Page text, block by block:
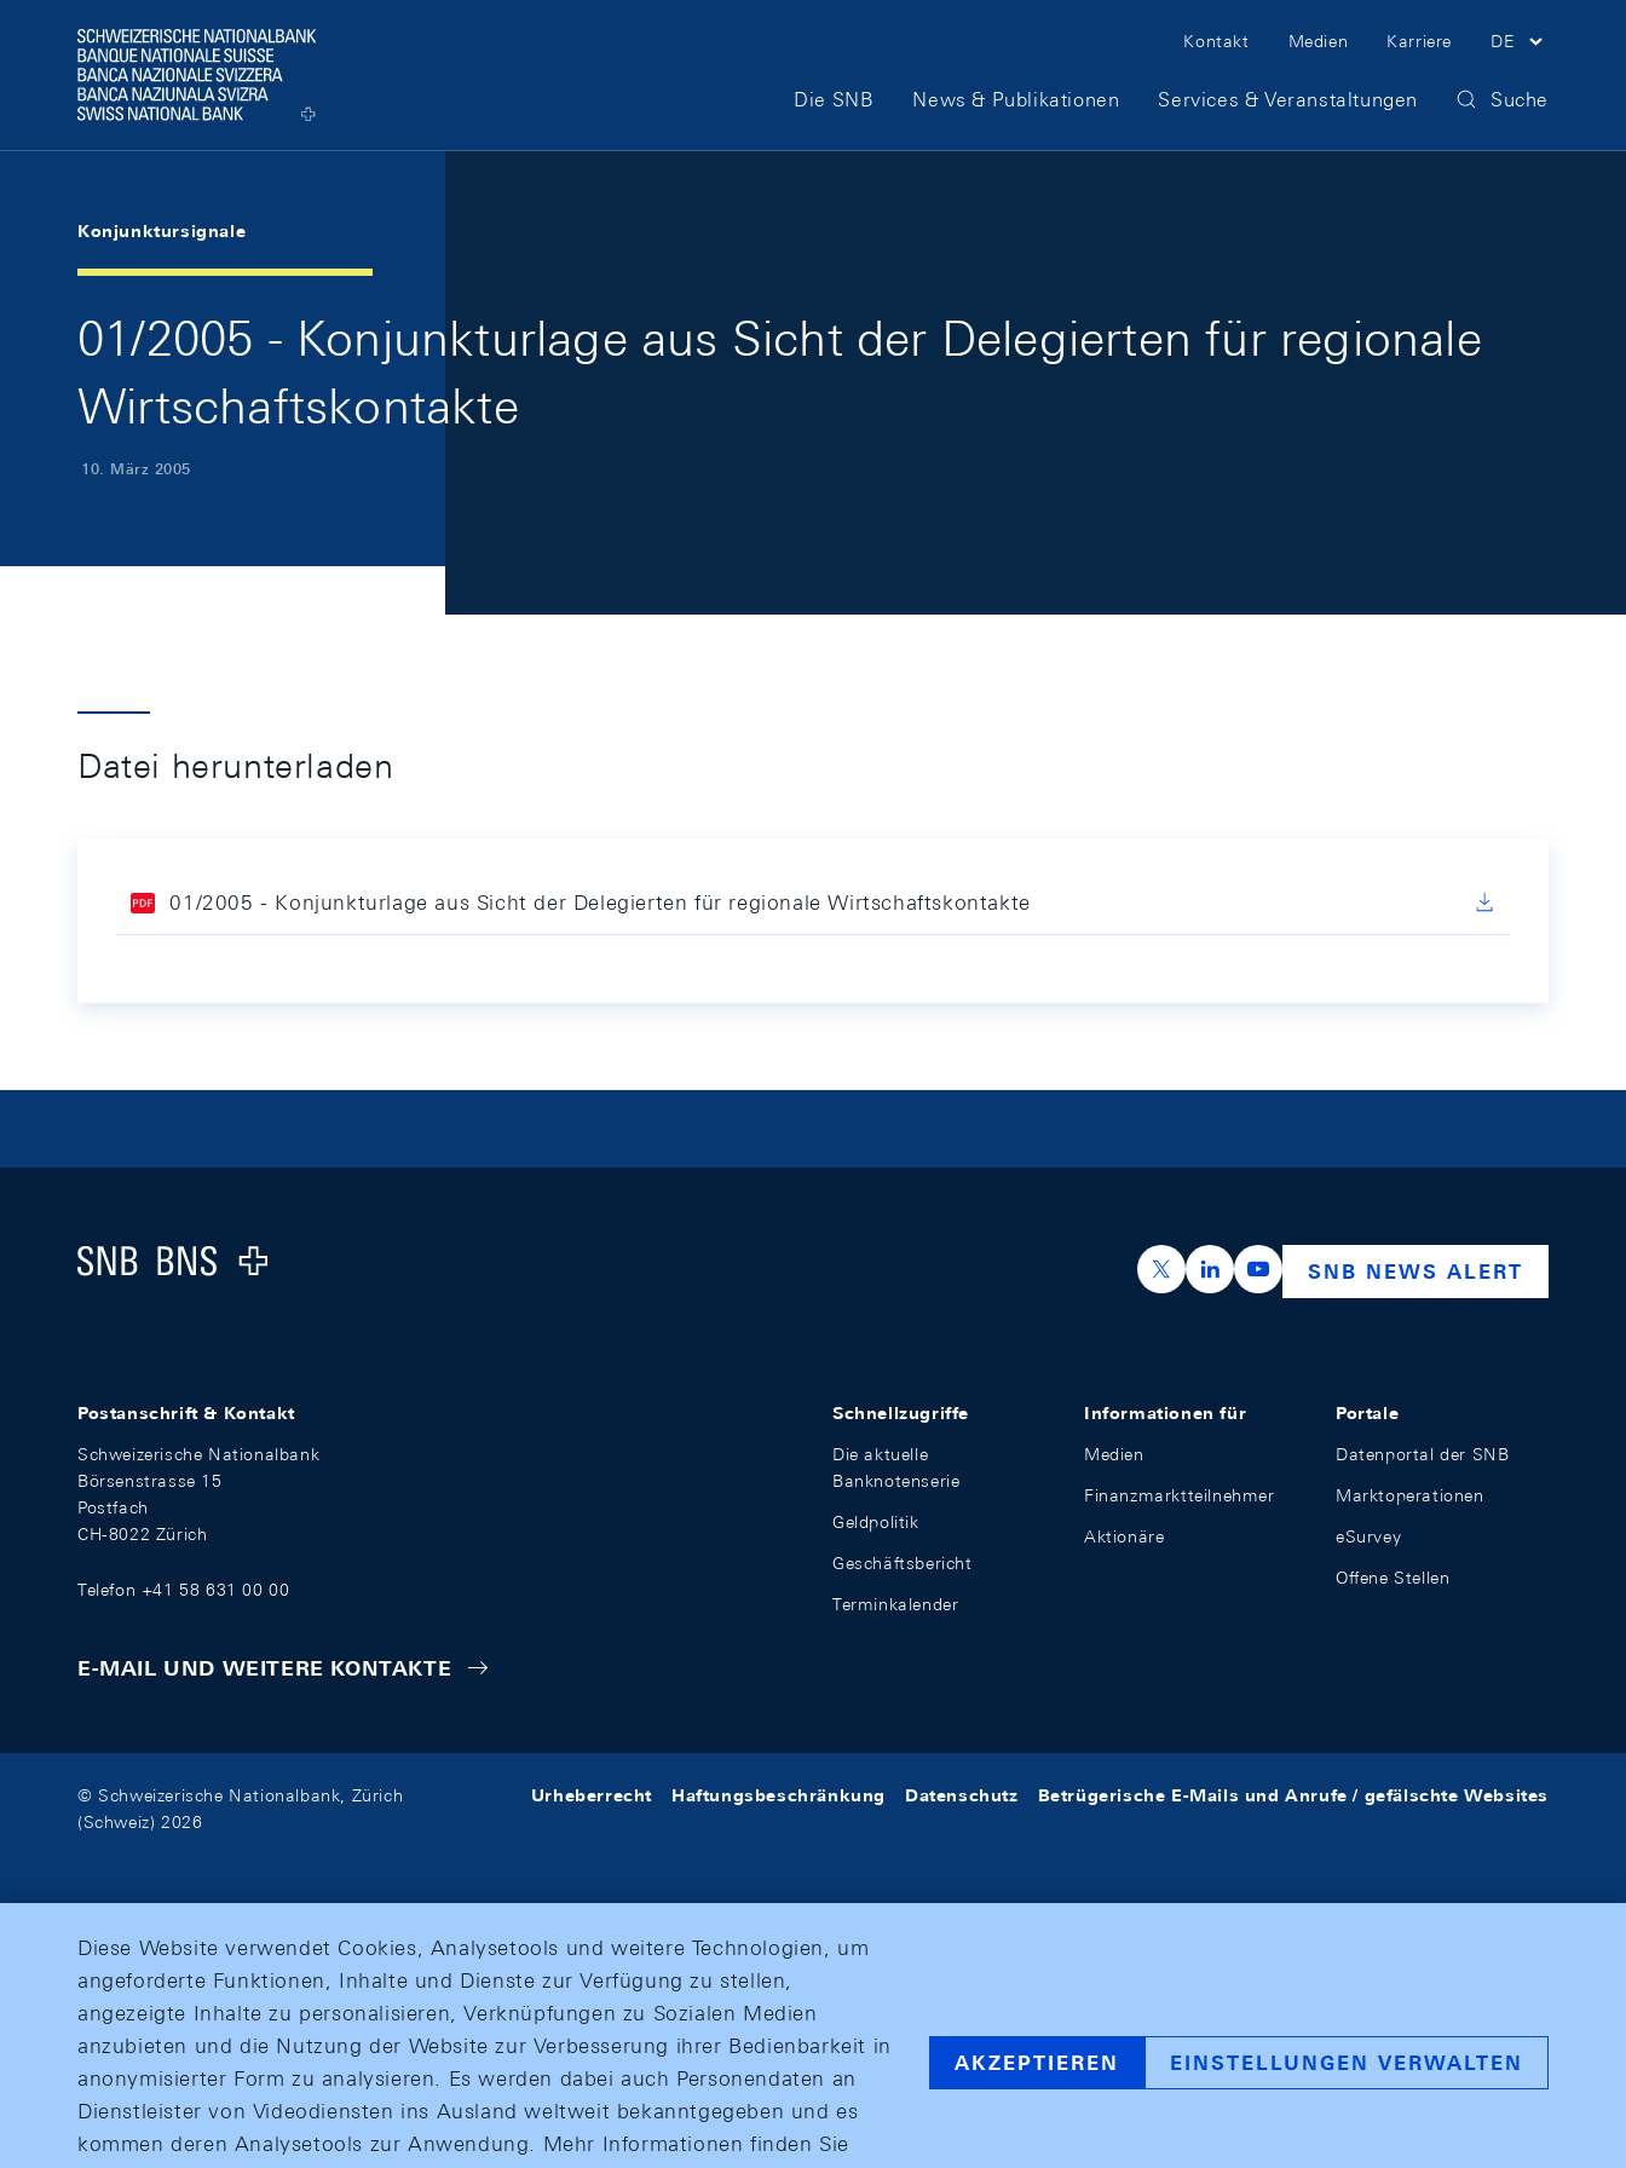
Logo
Meta Navigation
Kontakt Medien Karriere DE
Hauptnavigation
Die SNB News & Publikationen Services & Veranstaltungen Suche
Konjunktursignale
01/2005 - Konjunkturlage aus Sicht der Delegierten für regionale
Wirtschaftskontakte
10. März 2005
Datei herunterladen
01/2005 - Konjunkturlage aus Sicht der Delegierten für regionale Wirtschaftskontakte
Logo
https://x.com/snb_bns
https://ch.linkedin.com/company/swiss-
https://www.youtube.com/
SNB NEWS ALERT
Postanschrift & Kontakt
Schweizerische Nationalbank
Börsenstrasse 15
Postfach
CH-8022 Zürich
Telefon +41 58 631 00 00
E-MAIL UND WEITERE KONTAKTE
Schnellzugriffe
Die aktuelle
Banknotenserie
Geldpolitik
Geschäftsbericht
Terminkalender
Informationen für
Medien
Finanzmarktteilnehmer
Aktionäre
Portale
Datenportal der SNB
Marktoperationen
eSurvey
Offene Stellen
© Schweizerische Nationalbank, Zürich
(Schweiz) 2026
Urheberrecht Haftungsbeschränkung Datenschutz Betrügerische E-Mails und Anrufe / gefälschte Websites
Diese Website verwendet Cookies, Analysetools und weitere Technologien, um
angeforderte Funktionen, Inhalte und Dienste zur Verfügung zu stellen,
angezeigte Inhalte zu personalisieren, Verknüpfungen zu Sozialen Medien
anzubieten und die Nutzung der Website zur Verbesserung ihrer Bedienbarkeit in
anonymisierter Form zu analysieren. Es werden dabei auch Personendaten an
Dienstleister von Videodiensten ins Ausland weltweit bekanntgegeben und es
kommen deren Analysetools zur Anwendung. Mehr Informationen finden Sie
AKZEPTIEREN EINSTELLUNGEN VERWALTEN